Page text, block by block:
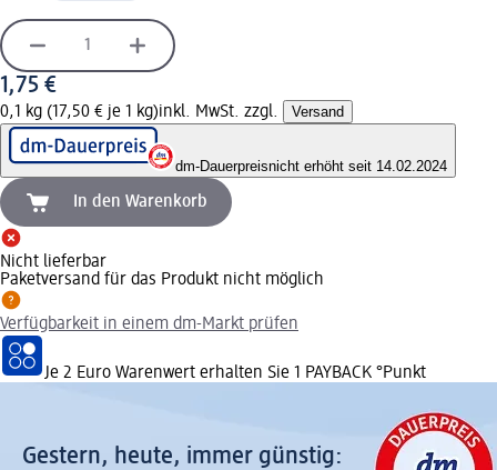
1,75 €
0,1 kg (17,50 € je 1 kg)inkl. MwSt. zzgl. Versand
dm-Dauerpreisnicht erhöht seit 14.02.2024
In den Warenkorb
Nicht lieferbar
Paketversand für das Produkt nicht möglich
Verfügbarkeit in einem dm-Markt prüfen
Je 2 Euro Warenwert erhalten Sie 1 PAYBACK °Punkt
Gestern, heute, immer günstig: